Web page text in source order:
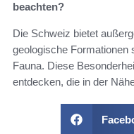
beachten?
Die Schweiz bietet
geologische Formationen
Fauna. Diese
entdecken, die in der